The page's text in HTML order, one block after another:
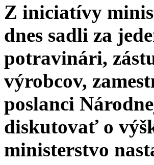
Z iniciatívy
dnes sadli za
potravinári,
výrobcov,
poslanci
diskutovať o
ministerstvo